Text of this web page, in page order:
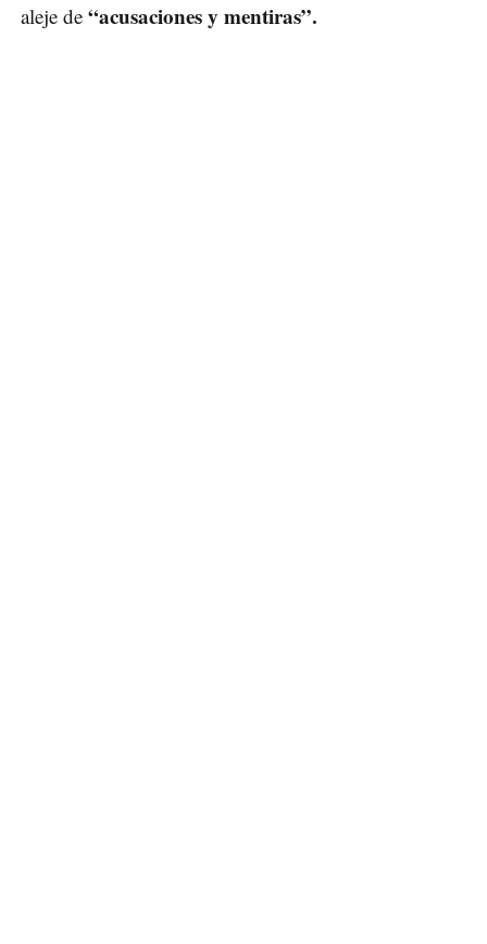
aleje de “acusaciones y mentiras”.